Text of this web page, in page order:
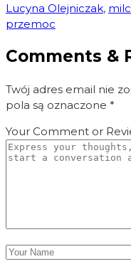
Lucyna Olejniczak,
przemoc
Comments &
Twój adres email nie
pola są oznaczone *
Your Comment or